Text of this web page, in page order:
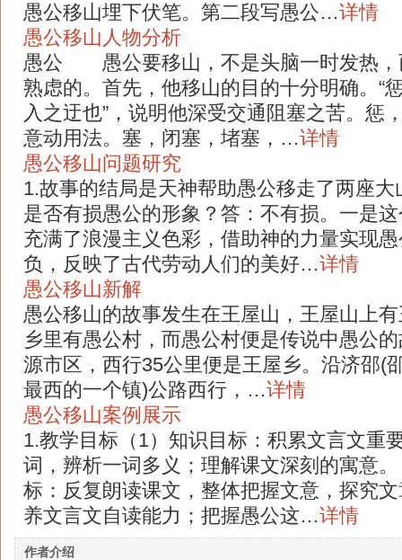
愚公移山埋下伏笔。第二段写愚公…详情
愚公移山人物分析
愚公 愚公要移山，不是头脑一时发热，
熟虑的。首先，他移山的目的十分明确。“
入之迂也”，说明他深受交通阻塞之苦。惩
意动用法。塞，闭塞，堵塞，…详情
愚公移山问题研究
1.故事的结局是天神帮助愚公移走了两座
是否有损愚公的形象？答：不有损。一是
充满了浪漫主义色彩，借助神的力量实现
负，反映了古代劳动人们的美好…详情
愚公移山新解
愚公移山的故事发生在王屋山，王屋山上
乡里有愚公村，而愚公村便是传说中愚公
源市区，西行35公里便是王屋乡。沿济邵(
最西的一个镇)公路西行，…详情
愚公移山案例展示
1.教学目标（1）知识目标：积累文言文重
词，辨析一词多义；理解课文深刻的寓意
标：反复朗读课文，整体把握文意，探究
养文言文自读能力；把握愚公这…详情
作者介绍